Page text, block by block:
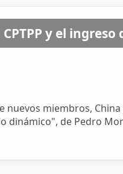
y el
nuevos miembros,
de Pedro